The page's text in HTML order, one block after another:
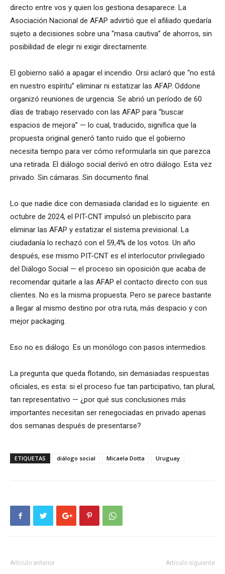
directo entre vos y quien los gestiona desaparece. La
Asociación Nacional de AFAP advirtió que el afiliado quedaría
sujeto a decisiones sobre una “masa cautiva” de ahorros, sin
posibilidad de elegir ni exigir directamente.
El gobierno salió a apagar el incendio. Orsi aclaró que “no está
en nuestro espíritu” eliminar ni estatizar las AFAP. Oddone
organizó reuniones de urgencia. Se abrió un período de 60
días de trabajo reservado con las AFAP para “buscar
espacios de mejora” — lo cual, traducido, significa que la
propuesta original generó tanto ruido que el gobierno
necesita tiempo para ver cómo reformularla sin que parezca
una retirada. El diálogo social derivó en otro diálogo. Esta vez
privado. Sin cámaras. Sin documento final.
Lo que nadie dice con demasiada claridad es lo siguiente: en
octubre de 2024, el PIT-CNT impulsó un plebiscito para
eliminar las AFAP y estatizar el sistema previsional. La
ciudadanía lo rechazó con el 59,4% de los votos. Un año
después, ese mismo PIT-CNT es el interlocutor privilegiado
del Diálogo Social — el proceso sin oposición que acaba de
recomendar quitarle a las AFAP el contacto directo con sus
clientes. No es la misma propuesta. Pero se parece bastante
a llegar al mismo destino por otra ruta, más despacio y con
mejor packaging.
Eso no es diálogo. Es un monólogo con pasos intermedios.
La pregunta que queda flotando, sin demasiadas respuestas
oficiales, es esta: si el proceso fue tan participativo, tan plural,
tan representativo — ¿por qué sus conclusiones más
importantes necesitan ser renegociadas en privado apenas
dos semanas después de presentarse?
ETIQUETAS diálogo social Micaela Dotta Uruguay
Artículo anterior Artículo siguiente